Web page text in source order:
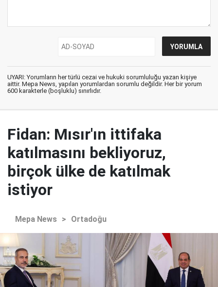
UYARI: Yorumların her türlü cezai ve hukuki sorumluluğu yazan kişiye
aittir. Mepa News, yapılan yorumlardan sorumlu değildir. Her bir yorum
600 karakterle (boşluklu) sınırlıdır.
Fidan: Mısır'ın ittifaka
katılmasını bekliyoruz,
birçok ülke de katılmak
istiyor
Mepa News > Ortadoğu